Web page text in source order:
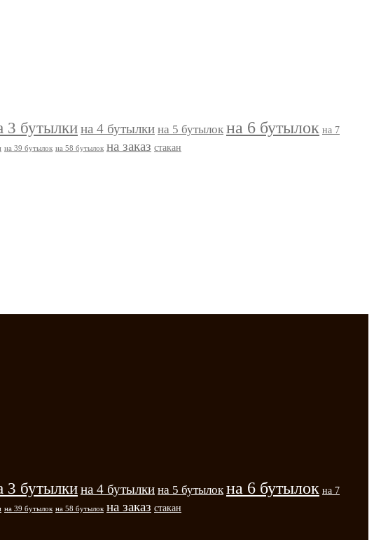
3 бутылкина 4 бутылки на 5 бутылок на 6 бутылок на 7
на 39 бутылок на 58 бутылок на заказ стакан
3 бутылкина 4 бутылки на 5 бутылок на 6 бутылок на 7
на 39 бутылок на 58 бутылок на заказ стакан